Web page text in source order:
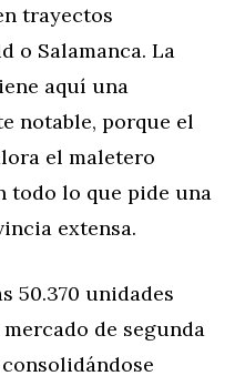
trayectos
o Salamanca. La
aquí una
notable, porque el
el maletero
todo lo que pide una
extensa.
50.370 unidades
de segunda